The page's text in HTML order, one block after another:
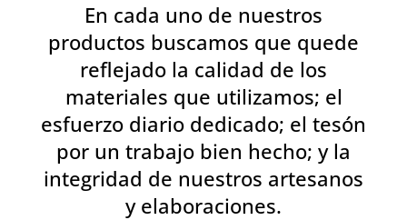
En cada uno de nuestros
productos buscamos que quede
reflejado la calidad de los
materiales que utilizamos; el
esfuerzo diario dedicado; el tesón
por un trabajo bien hecho; y la
integridad de nuestros artesanos
y elaboraciones.